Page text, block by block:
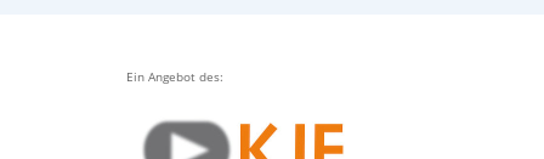
Ein Angebot des: